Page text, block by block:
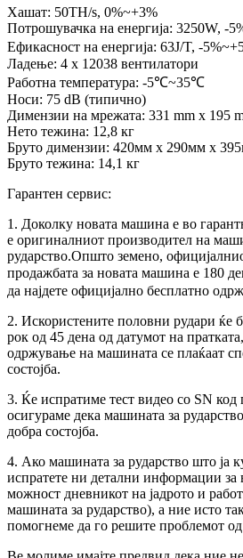
Хашат: 50TH/s, 0%~+3%
Потрошувачка на енергија: 3250W, -
Ефикасност на енергија: 63J/T, -
Ладење: 4 x 12038 вентилатори
Работна температура: -5℃~35℃
Носи: 75 dB (типично)
Димензии на мрежата: 331 mm x 195
Нето тежина: 12,8 кг
Бруто димензии: 420мм x 290мм x
Бруто тежина: 14,1 кг
Гарантен сервис:
1. Доколку новата машина е во
е оригиналниот производител на
рударство.Општо земено,
продажбата за новата машина е 180
да најдете официјално бесплатно
2. Искористените половни рудари ќе
рок од 45 дена од датумот на
одржување на машината се плаќаат
состојба.
3. Ќе испратиме тест видео со SN код
осигураме дека машината за
добра состојба.
4. Ако машината за рударство што ја
испратете ни детални информации
можност дневникот на јадрото и
машината за рударство), а ние исто
помогнеме да го решите проблемот